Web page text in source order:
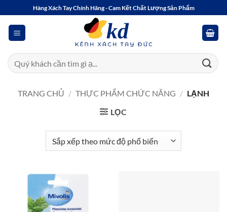
qua
dung
Hàng Xách Tay Chính Hãng - Cam Kết Chất Lượng Sản Phẩm
Tìm
kiếm:
TRANG CHỦ / THỰC PHẨM CHỨC NĂNG / LẠNH
LỌC